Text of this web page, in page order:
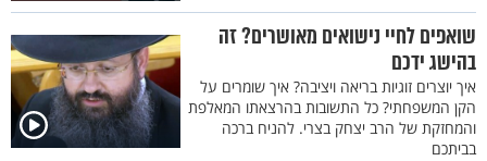
שואפים לחיי נישואים מאושרים? זה
בהישג ידכם
איך יוצרים זוגיות בריאה ויציבה? איך שומרים על
הקן המשפחתי? כל התשובות בהרצאתו המאלפת
והמחזקת של הרב יצחק בצרי. להניח ברכה
בביתכם